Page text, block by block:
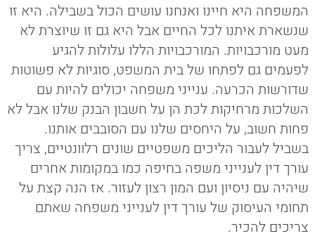
המשפחה היא חיינו ואנחנו עושים הכול בשבילה. היא זו
שנשארת איתנו לכל החיים אבל היא גם זו שיוצרת לא
מעט מורכבויות. המורכבויות הללו עלולות להגיע
לפעמים גם לפתחו של בית המשפט, סוגיות לא פשוטות
שדורשות הכרעה. ענייני משפחה יכולים להיות עם
השלכות מרחיקות לכת הן על חשבון הבנק שלנו אבל לא
פחות חשוב, על היחסים שלנו עם הסובבים אותנו.
בשביל לעבור הליכים משפטיים שונים רלוונטיים, צריך
עורך דין לענייני משפה בחיפה כמו במקומות אחרים
שיהיה עם ניסיון ועם המון רצון לעזור. אז הנה קצת על
תחומי העיסוק של עורך דין לענייני משפחה שאתם
צריכים להכיר.